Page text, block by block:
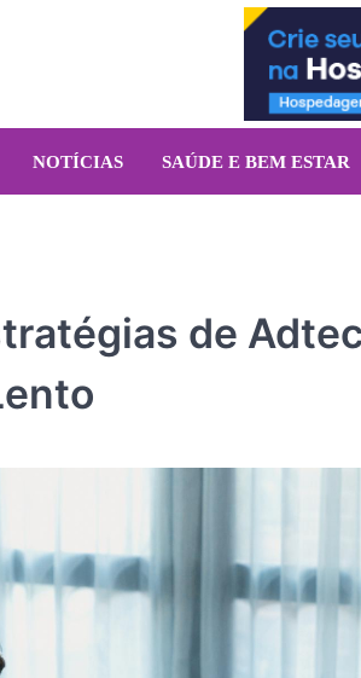
NOTÍCIAS SAÚDE E BEM ESTAR
de